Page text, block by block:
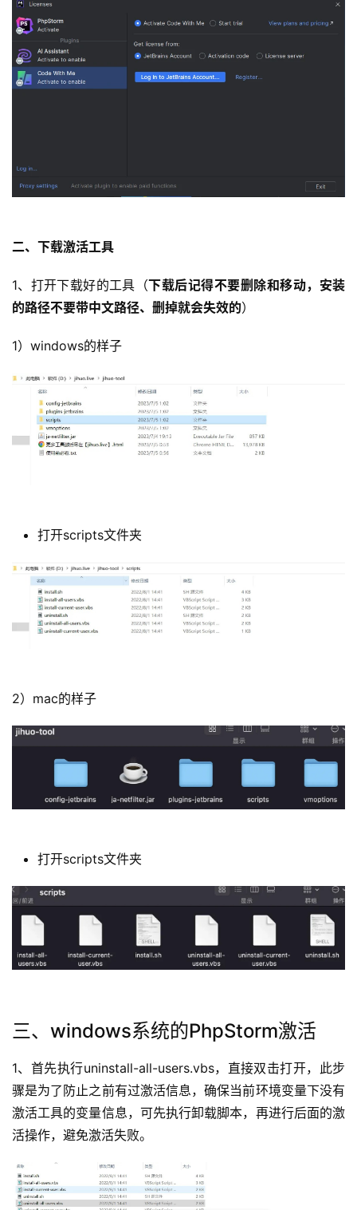
二、下载激活工具
1、打开下载好的工具（下载后记得不要删除和移动，安装
的路径不要带中文路径、删掉就会失效的）
1）windows的样子
打开scripts文件夹
2）mac的样子
打开scripts文件夹
三、windows系统的PhpStorm激活
1、首先执行uninstall-all-users.vbs，直接双击打开，此步
骤是为了防止之前有过激活信息，确保当前环境变量下没有
激活工具的变量信息，可先执行卸载脚本，再进行后面的激
活操作，避免激活失败。